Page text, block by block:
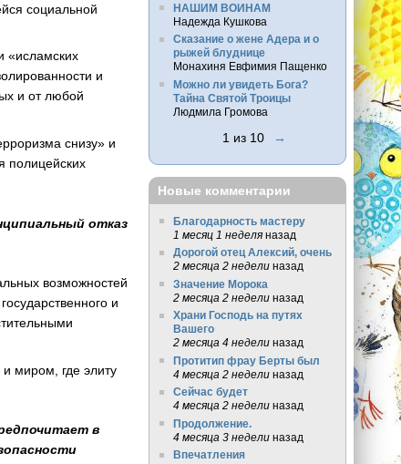
социальной
«исламских
и
и от любой
снизу» и
полицейских
отказ
возможностей
и
миром, где элиту
в
НАШИМ ВОИНАМ
Надежда Кушкова
Сказание о жене Адера и о
рыжей блуднице
Монахиня Евфимия Пащенко
Можно ли увидеть Бога?
Тайна Святой Троицы
Людмила Громова
1 из 10 →
Новые комментарии
Благодарность мастеру
1 месяц 1 неделяназад
Дорогой отец Алексий, очень
2 месяца 2 неделиназад
Значение Морока
2 месяца 2 неделиназад
Храни Господь на путях
Вашего
2 месяца 4 неделиназад
Протитип фрау Берты был
4 месяца 2 неделиназад
Сейчас будет
4 месяца 2 неделиназад
Продолжение.
4 месяца 3 неделиназад
Впечатления